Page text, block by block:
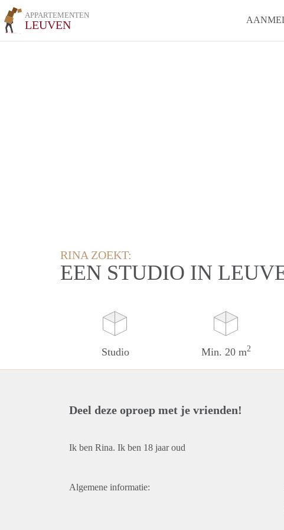
APPARTEMENTEN
LEUVEN
RINA ZOEKT:
EEN STUDIO IN
Studio Min. 20 m2
Deel deze oproep met je vrienden!
Ik ben Rina. Ik ben 18 jaar oud
Algemene informatie: